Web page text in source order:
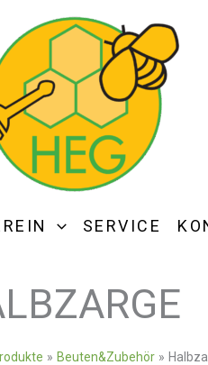
SERVICE
Beuten&Zubehör